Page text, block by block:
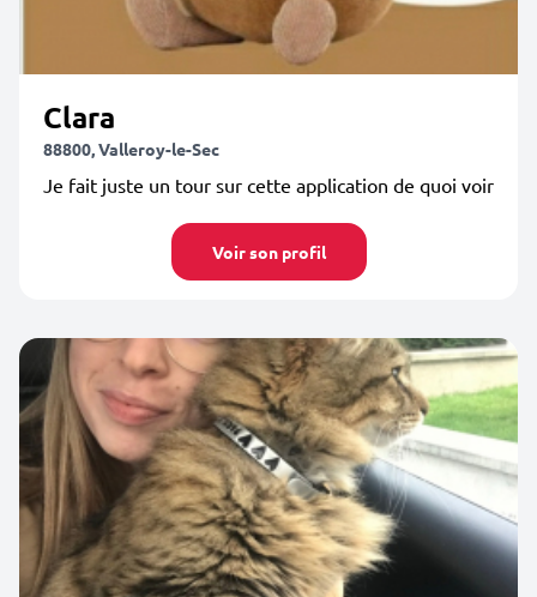
Clara
88800, Valleroy-le-Sec
Je fait juste un tour sur cette application de quoi voir
Voir son profil